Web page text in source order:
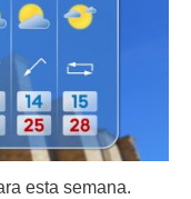
esta semana.